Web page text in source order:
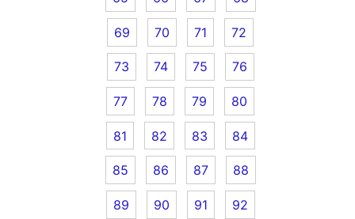
69 70 71 72
73 74 75 76
77 78 79 80
81 82 83 84
85 86 87 88
89 90 91 92